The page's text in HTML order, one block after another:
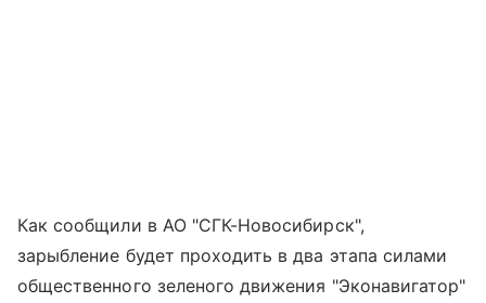
Как сообщили в АО "СГК-Новосибирск",
зарыбление будет проходить в два этапа силами
общественного зеленого движения "Эконавигатор"